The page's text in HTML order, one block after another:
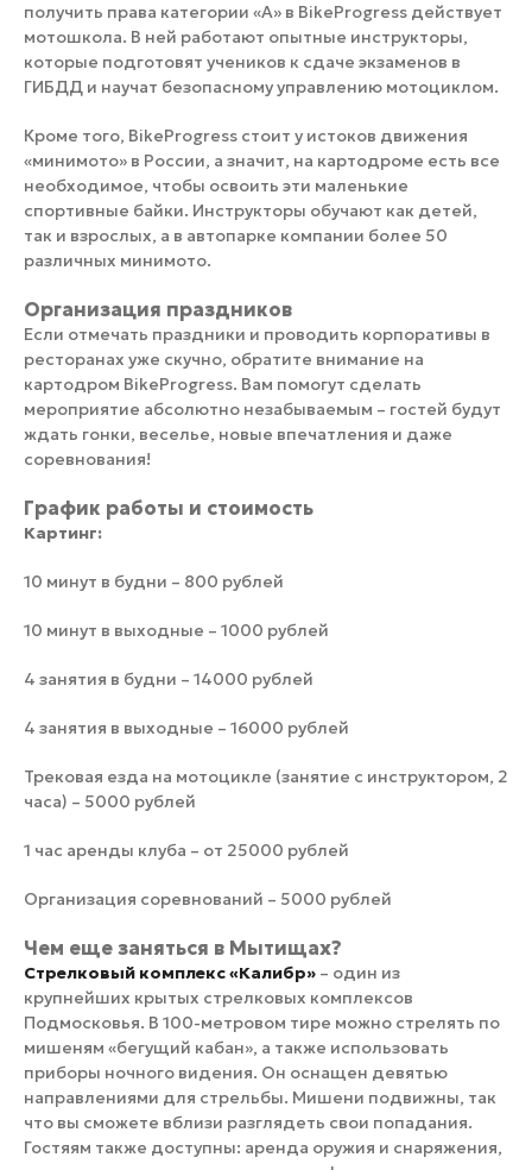
получить права категории «А» в BikeProgress действует
мотошкола. В ней работают опытные инструкторы,
которые подготовят учеников к сдаче экзаменов в
ГИБДД и научат безопасному управлению мотоциклом.
Кроме того, BikeProgress стоит у истоков движения
«минимото» в России, а значит, на картодроме есть все
необходимое, чтобы освоить эти маленькие
спортивные байки. Инструкторы обучают как детей,
так и взрослых, а в автопарке компании более 50
различных минимото.
Организация праздников
Если отмечать праздники и проводить корпоративы в
ресторанах уже скучно, обратите внимание на
картодром BikeProgress. Вам помогут сделать
мероприятие абсолютно незабываемым – гостей будут
ждать гонки, веселье, новые впечатления и даже
соревнования!
График работы и стоимость
Картинг:
10 минут в будни – 800 рублей
10 минут в выходные – 1000 рублей
4 занятия в будни – 14000 рублей
4 занятия в выходные – 16000 рублей
Трековая езда на мотоцикле (занятие с инструктором, 2
часа) – 5000 рублей
1 час аренды клуба – от 25000 рублей
Организация соревнований – 5000 рублей
Чем еще заняться в Мытищах?
Стрелковый комплекс «Калибр» – один из
крупнейших крытых стрелковых комплексов
Подмосковья. В 100-метровом тире можно стрелять по
мишеням «бегущий кабан», а также использовать
приборы ночного видения. Он оснащен девятью
направлениями для стрельбы. Мишени подвижны, так
что вы сможете вблизи разглядеть свои попадания.
Гостяям также доступны: аренда оружия и снаряжения,